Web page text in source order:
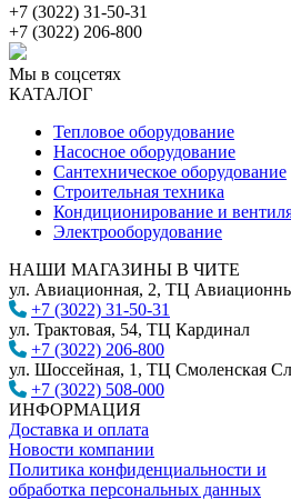
+7 (3022) 31-50-31
+7 (3022) 206-800
Мы в соцсетях
КАТАЛОГ
Тепловое оборудование
Насосное оборудование
Сантехническое оборудование
Строительная техника
Кондиционирование и
Электрооборудование
НАШИ МАГАЗИНЫ В ЧИТЕ
ул. Авиационная, 2, ТЦ
+7 (3022) 31-50-31
ул. Трактовая, 54, ТЦ Кардинал
+7 (3022) 206-800
ул. Шоссейная, 1, ТЦ Смоленская
+7 (3022) 508-000
ИНФОРМАЦИЯ
Доставка и оплата
Новости компании
Политика конфиденциальности и
обработка персональных данных